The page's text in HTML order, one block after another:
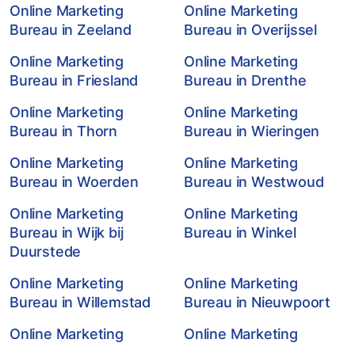
Online Marketing
Bureau in Zeeland
Online Marketing
Bureau in Overijssel
Online Marketing
Bureau in Friesland
Online Marketing
Bureau in Drenthe
Online Marketing
Bureau in Thorn
Online Marketing
Bureau in Wieringen
Online Marketing
Bureau in Woerden
Online Marketing
Bureau in Westwoud
Online Marketing
Bureau in Wijk bij
Duurstede
Online Marketing
Bureau in Winkel
Online Marketing
Bureau in Willemstad
Online Marketing
Bureau in Nieuwpoort
Online Marketing
Online Marketing